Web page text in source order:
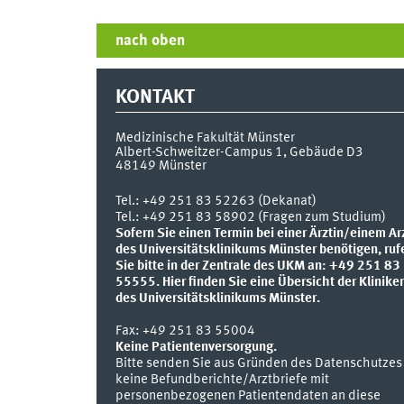
nach oben
KONTAKT
Medizinische Fakultät Münster
Albert-Schweitzer-Campus 1, Gebäude D3
48149 Münster
Tel.: +49 251 83 52263 (Dekanat)
Tel.: +49 251 83 58902 (Fragen zum Studium)
Sofern Sie einen Termin bei einer Ärztin/einem
des Universitätsklinikums Münster benötigen,
Sie bitte in der Zentrale des UKM an: +49 251 83
55555. Hier finden Sie eine Übersicht der
des Universitätsklinikums Münster.
Fax: +49 251 83 55004
Keine Patientenversorgung.
Bitte senden Sie aus Gründen des Datenschutzes
keine Befundberichte/Arztbriefe mit
personenbezogenen Patientendaten an diese